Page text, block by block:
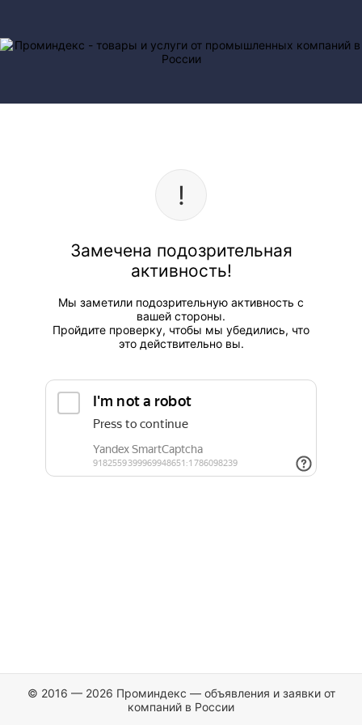
Замечена подозрительная
активность!
Мы заметили подозрительную активность с
вашей стороны.
Пройдите проверку, чтобы мы убедились, что
это действительно вы.
© 2016 — 2026 Проминдекс — объявления и заявки от
компаний в России